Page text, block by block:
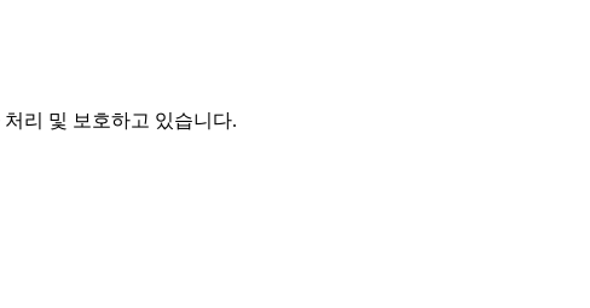
리 및 보호하고 있습니다.